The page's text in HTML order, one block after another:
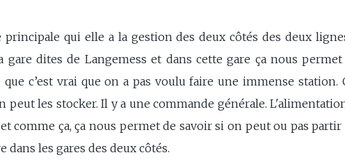
qui elle a la gestion des deux côtés des deux
gare dites de Langemess et dans cette gare ça nous
que c’est vrai que on a pas voulu faire une immense station.
peut les stocker. Il y a une commande générale.
comme ça, ça nous permet de savoir si on peut ou pas partir
les gares des deux côtés.